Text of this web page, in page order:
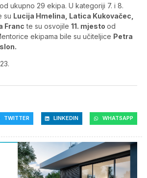
od ukupno 29 ekipa. U kategoriji 7. i 8.
su Lucija Hmelina, Latica Kukovačec,
Franc te su osvojile 11. mjesto od
ekipama bile su učiteljice Petra
TWITTER LINKEDIN WHATSAPP